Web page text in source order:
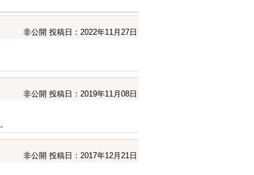
非公開 投稿日：2022年11月27日
非公開 投稿日：2019年11月08日
非公開 投稿日：2017年12月21日